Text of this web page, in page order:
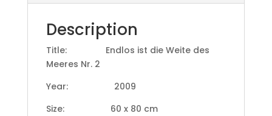
Description
Title: Endlos ist die Weite des
Meeres Nr. 2
Year: 2009
Size: 60 x 80 cm